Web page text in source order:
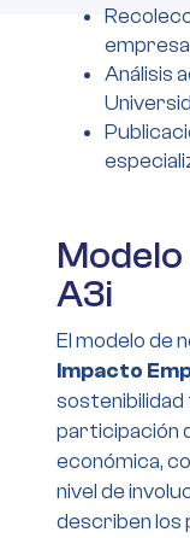
Análisis
Modelo
A3i
El modelo de
Impacto
sostenibilidad
participación
económica,
nivel de
describen los